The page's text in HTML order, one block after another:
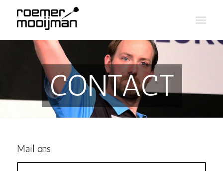
CONTACT
Mail ons